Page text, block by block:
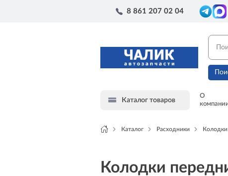
8 861 207 02 04
Каталог товаров
О
Каталог Расходники Колодки
Колодки